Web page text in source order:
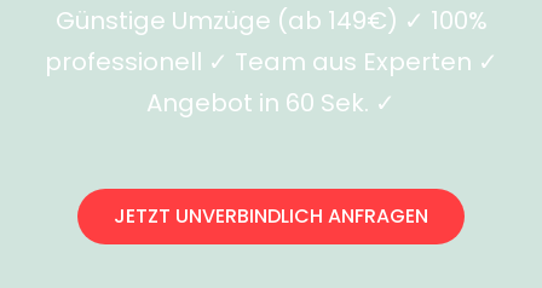
Günstige Umzüge (ab 149€) ✓ 100%
professionell ✓ Team aus Experten ✓
Angebot in 60 Sek. ✓
JETZT UNVERBINDLICH ANFRAGEN